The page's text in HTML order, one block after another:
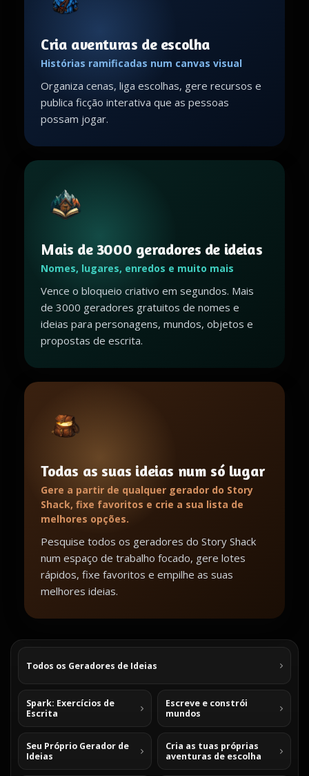
Cria aventuras de escolha
Histórias ramificadas num canvas visual
Organiza cenas, liga escolhas, gere recursos e
publica ficção interativa que as pessoas
possam jogar.
Mais de 3000 geradores de ideias
Nomes, lugares, enredos e muito mais
Vence o bloqueio criativo em segundos. Mais
de 3000 geradores gratuitos de nomes e
ideias para personagens, mundos, objetos e
propostas de escrita.
Todas as suas ideias num só lugar
Gere a partir de qualquer gerador do Story
Shack, fixe favoritos e crie a sua lista de
melhores opções.
Pesquise todos os geradores do Story Shack
num espaço de trabalho focado, gere lotes
rápidos, fixe favoritos e empilhe as suas
melhores ideias.
Todos os Geradores de Ideias
Spark: Exercícios de
Escrita
Escreve e constrói
mundos
Seu Próprio Gerador de
Ideias
Cria as tuas próprias
aventuras de escolha